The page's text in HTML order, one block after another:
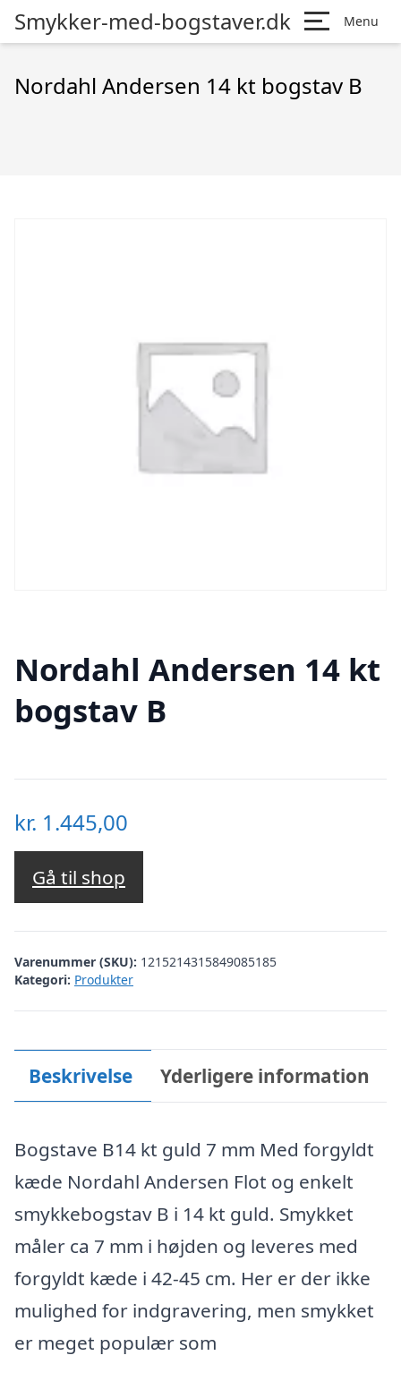
Smykker-med-bogstaver.dk Menu
Nordahl Andersen 14 kt bogstav B
Nordahl Andersen 14 kt
bogstav B
kr. 1.445,00
Gå til shop
Varenummer (SKU): 1215214315849085185
Kategori: Produkter
Beskrivelse Yderligere information
Bogstave B14 kt guld 7 mm Med forgyldt
kæde Nordahl Andersen Flot og enkelt
smykkebogstav B i 14 kt guld. Smykket
måler ca 7 mm i højden og leveres med
forgyldt kæde i 42-45 cm. Her er der ikke
mulighed for indgravering, men smykket
er meget populær som